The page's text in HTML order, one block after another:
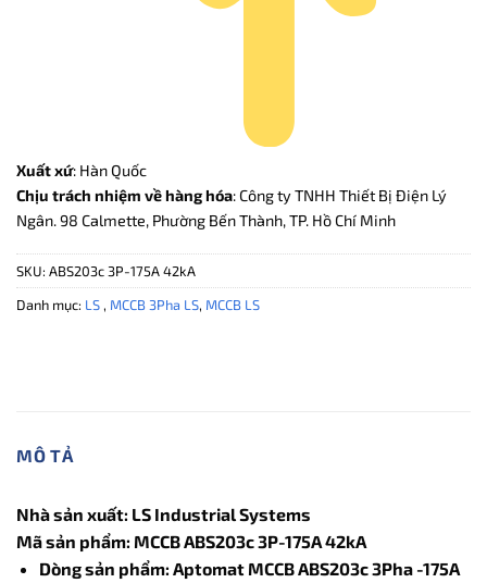
Xuất xứ: Hàn Quốc
Chịu trách nhiệm về hàng hóa: Công ty TNHH Thiết Bị Điện Lý
Ngân. 98 Calmette, Phường Bến Thành, TP. Hồ Chí Minh
SKU: ABS203c 3P-175A 42kA
Danh mục: LS , MCCB 3Pha LS, MCCB LS
MÔ TẢ
Nhà sản xuất: LS Industrial Systems
Mã sản phẩm: MCCB ABS203c 3P-175A 42kA
Dòng sản phẩm: Aptomat MCCB ABS203c 3Pha -175A